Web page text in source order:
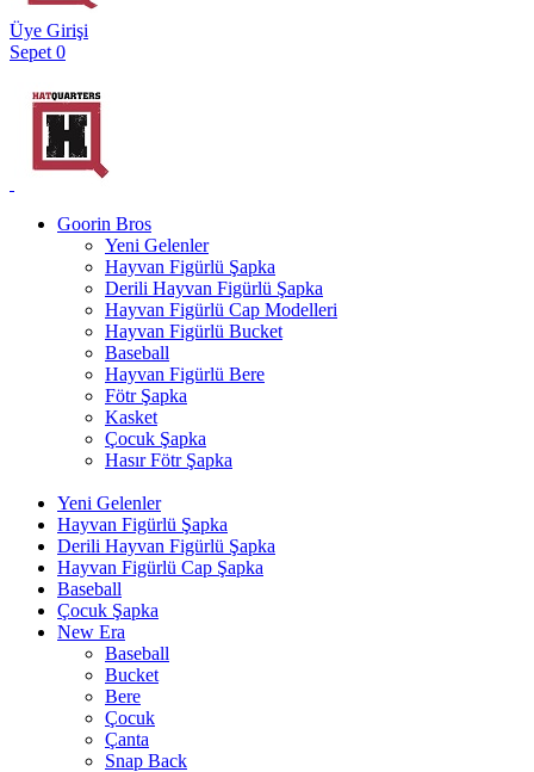
Üye Girişi
Sepet 0
Goorin Bros
Yeni Gelenler
Hayvan Figürlü Şapka
Derili Hayvan Figürlü Şapka
Hayvan Figürlü Cap Modelleri
Hayvan Figürlü Bucket
Baseball
Hayvan Figürlü Bere
Fötr Şapka
Kasket
Çocuk Şapka
Hasır Fötr Şapka
Yeni Gelenler
Hayvan Figürlü Şapka
Derili Hayvan Figürlü Şapka
Hayvan Figürlü Cap Şapka
Baseball
Çocuk Şapka
New Era
Baseball
Bucket
Bere
Çocuk
Çanta
Snap Back